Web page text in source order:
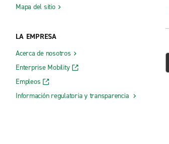
Mapa del sitio
LA EMPRESA
Acerca de nosotros
Enterprise Mobility
Empleos
Información regulatoria y transparencia